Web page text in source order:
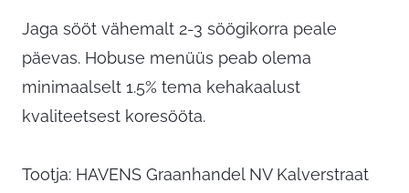
Jaga sööt vähemalt 2-3 söögikorra peale
päevas. Hobuse menüüs peab olema
minimaalselt 1.5% tema kehakaalust
kvaliteetsest koresööta.
Tootja: HAVENS Graanhandel NV Kalverstraat